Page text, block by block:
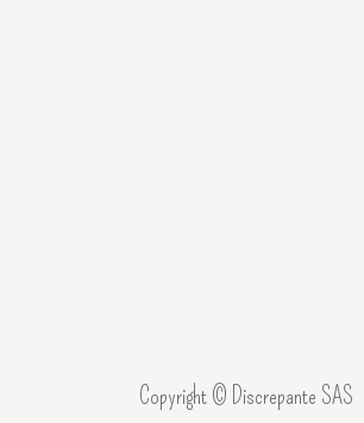
Copyright © Discrepante SAS